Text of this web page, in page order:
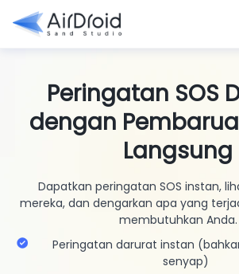
Peringatan SOS
dengan
Langsung
Dapatkan peringatan SOS instan,
mereka, dan dengarkan apa yang
membutuhkan Anda.
Peringatan darurat instan
senyap)